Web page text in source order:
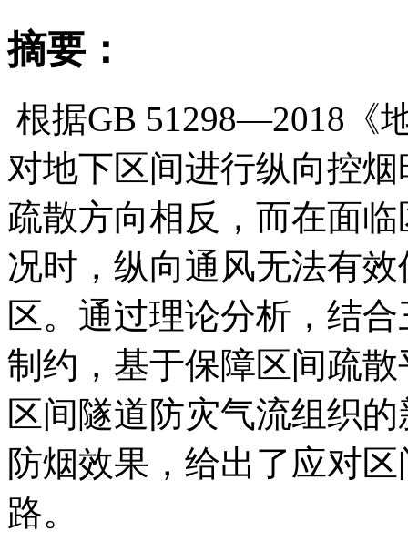
摘要：
根据GB 51298—2018《
对地下区间进行纵向控
疏散方向相反，而在面
况时，纵向通风无法有
区。通过理论分析，结
制约，基于保障区间疏
区间隧道防灾气流组织
防烟效果，给出了应对
路。